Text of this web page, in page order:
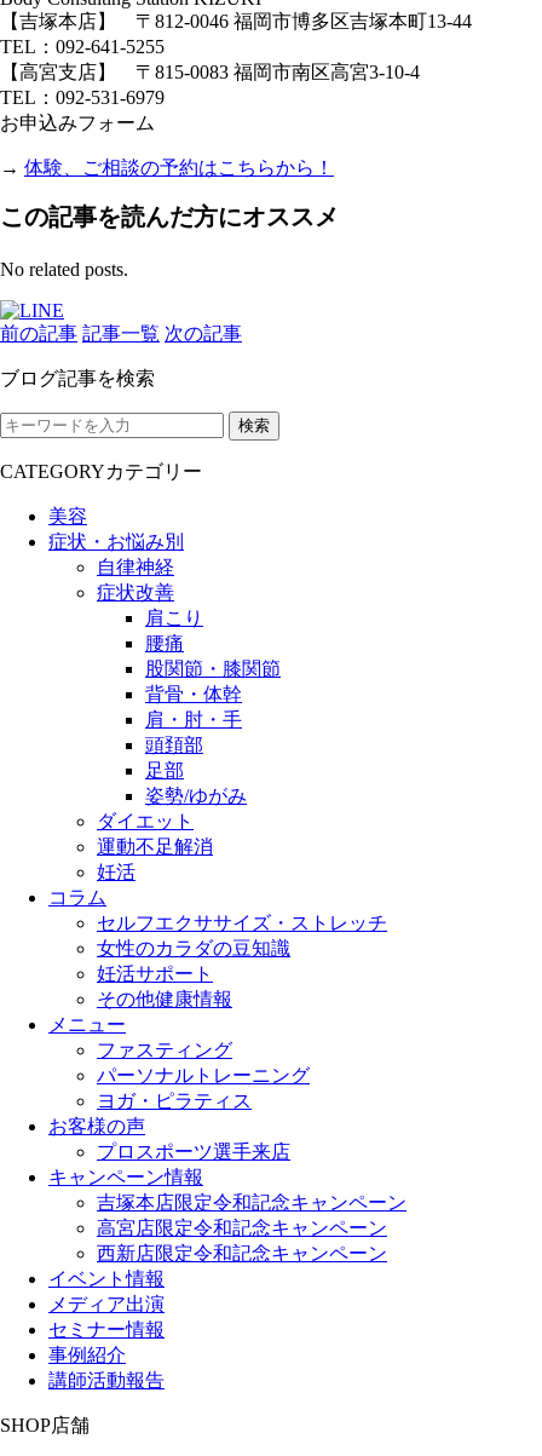
【吉塚本店】 〒812-0046 福岡市博多区吉塚本町13-44
TEL：092-641-5255
【高宮支店】 〒815-0083 福岡市南区高宮3-10-4
TEL：092-531-6979
お申込みフォーム
→ 体験、ご相談の予約はこちらから！
この記事を読んだ方にオススメ
No related posts.
前の記事 記事一覧 次の記事
ブログ記事を検索
検索
CATEGORYカテゴリー
美容
症状・お悩み別
自律神経
症状改善
肩こり
腰痛
股関節・膝関節
背骨・体幹
肩・肘・手
頭頚部
足部
姿勢/ゆがみ
ダイエット
運動不足解消
妊活
コラム
セルフエクササイズ・ストレッチ
女性のカラダの豆知識
妊活サポート
その他健康情報
メニュー
ファスティング
パーソナルトレーニング
ヨガ・ピラティス
お客様の声
プロスポーツ選手来店
キャンペーン情報
吉塚本店限定令和記念キャンペーン
高宮店限定令和記念キャンペーン
西新店限定令和記念キャンペーン
イベント情報
メディア出演
セミナー情報
事例紹介
講師活動報告
SHOP店舗